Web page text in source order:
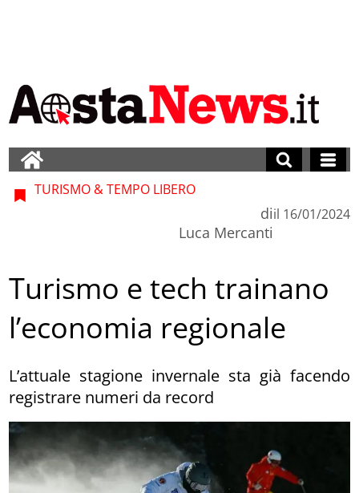
TURISMO & TEMPO LIBERO
di
Luca Mercanti
il 16/01/2024
Turismo e tech trainano
l’economia regionale
L’attuale stagione invernale sta già facendo
registrare numeri da record